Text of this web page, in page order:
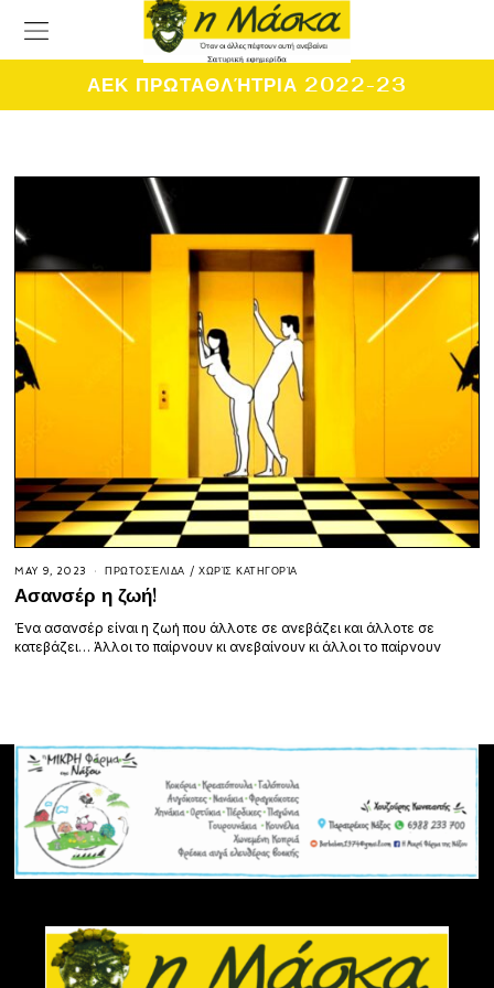
ΑΕΚ ΠΡΩΤΑΘΛΉΤΡΙΑ 2022-23
MAY 9, 2023 ΠΡΩΤΟΣΈΛΙΔΑ / ΧΩΡΊΣ ΚΑΤΗΓΟΡΊΑ
Ασανσέρ η ζωή!
Ένα ασανσέρ είναι η ζωή που άλλοτε σε ανεβάζει και άλλοτε σε
κατεβάζει… Άλλοι το παίρνουν κι ανεβαίνουν κι άλλοι το παίρνουν